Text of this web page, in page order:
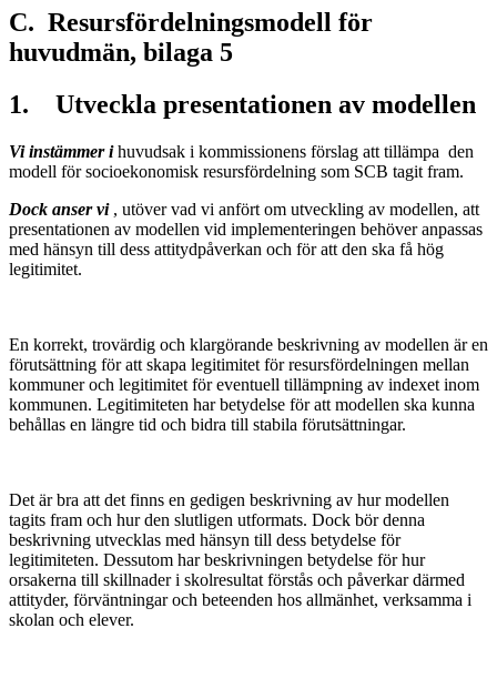
C. Resursfördelningsmodell för
huvudmän, bilaga 5
1. Utveckla presentationen av modellen
Vi instämmer ihuvudsak i kommissionens förslag att tillämpa den
modell för socioekonomisk resursfördelning som SCB tagit fram.
Dock anser vi, utöver vad vi anfört om utveckling av modellen, att
presentationen av modellen vid implementeringen behöver anpassas
med hänsyn till dess attitydpåverkan och för att den ska få hög
legitimitet.
En korrekt, trovärdig och klargörande beskrivning av modellen är en
förutsättning för att skapa legitimitet för resursfördelningen mellan
kommuner och legitimitet för eventuell tillämpning av indexet inom
kommunen. Legitimiteten har betydelse för att modellen ska kunna
behållas en längre tid och bidra till stabila förutsättningar.
Det är bra att det finns en gedigen beskrivning av hur modellen
tagits fram och hur den slutligen utformats. Dock bör denna
beskrivning utvecklas med hänsyn till dess betydelse för
legitimiteten. Dessutom har beskrivningen betydelse för hur
orsakerna till skillnader i skolresultat förstås och påverkar därmed
attityder, förväntningar och beteenden hos allmänhet, verksamma i
skolan och elever.